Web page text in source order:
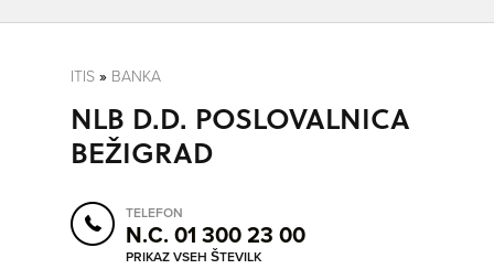
POSLOVNE ENOTE
POŠLJI SMS
ITIS » BANKA
NLB D.D. POSLOVALNICA
BEŽIGRAD
TELEFON
N.C. 01 300 23 00
PRIKAZ VSEH ŠTEVILK